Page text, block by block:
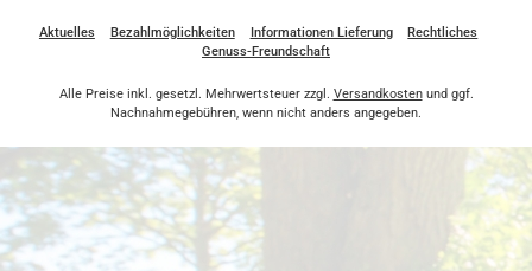
Aktuelles Bezahlmöglichkeiten Informationen Lieferung
Rechtliches
Genuss-Freundschaft
Alle Preise inkl. gesetzl. Mehrwertsteuer zzgl. Versandkostenund ggf.
Nachnahmegebühren, wenn nicht anders angegeben.